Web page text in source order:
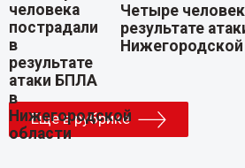
Четыре
результате
Нижегородской
Еще в рубрике